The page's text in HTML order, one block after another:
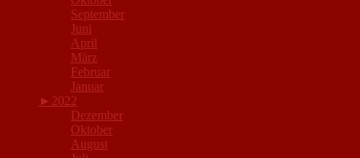
September
Juni
April
März
Februar
Januar
► 2022
Dezember
Oktober
August